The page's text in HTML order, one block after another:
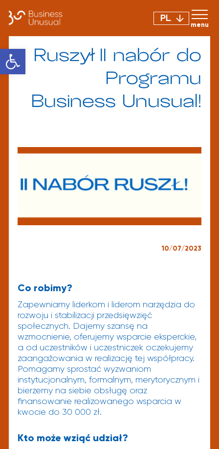
Otwórz pasek narzędzi
PL
Ruszył II nabór do
Programu
Business Unusual!
10/07/2023
Co robimy?
Zapewniamy liderkom i liderom narzędzia do
rozwoju i stabilizacji przedsięwzięć
społecznych. Dajemy szansę na
wzmocnienie, oferujemy wsparcie eksperckie,
a od uczestników i uczestniczek oczekujemy
zaangażowania w realizację tej współpracy.
Pomagamy sprostać wyzwaniom
instytucjonalnym, formalnym, merytorycznym i
bierzemy na siebie obsługę oraz
finansowanie realizowanego wsparcia w
kwocie do 30 000 zł.
Kto może wziąć udział?